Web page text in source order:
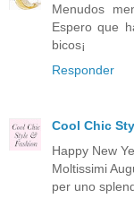
Menudos
Espero que
bicos¡
Responder
Cool Chic
Happy New
Moltissimi
per uno